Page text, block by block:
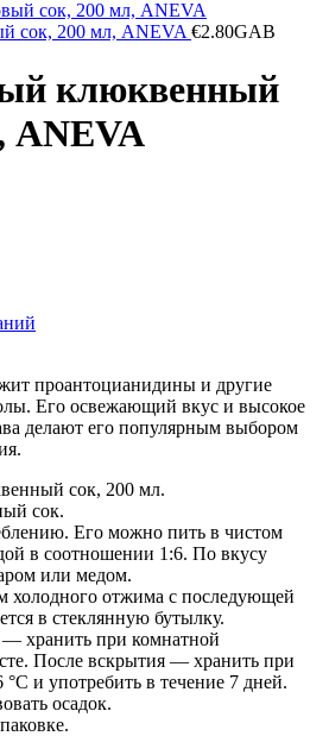
сок, 200 мл, ANEVA €2.80GAB
клюквенный
ANEVA
проантоцианидины и другие
Его освежающий вкус и высокое
делают его популярным выбором
сок, 200 мл.
сок.
Его можно пить в чистом
в соотношении 1:6. По вкусу
или медом.
холодного отжима с последующей
в стеклянную бутылку.
хранить при комнатной
После вскрытия — хранить при
°C и употребить в течение 7 дней.
осадок.